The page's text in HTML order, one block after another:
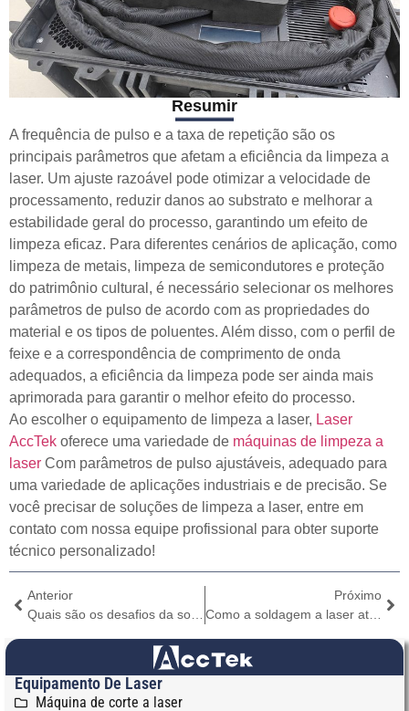
Resumir
A frequência de pulso e a taxa de repetição são os
principais parâmetros que afetam a eficiência da limpeza a
laser. Um ajuste razoável pode otimizar a velocidade de
processamento, reduzir danos ao substrato e melhorar a
estabilidade geral do processo, garantindo um efeito de
limpeza eficaz. Para diferentes cenários de aplicação, como
limpeza de metais, limpeza de semicondutores e proteção
do patrimônio cultural, é necessário selecionar os melhores
parâmetros de pulso de acordo com as propriedades do
material e os tipos de poluentes. Além disso, com o perfil de
feixe e a correspondência de comprimento de onda
adequados, a eficiência da limpeza pode ser ainda mais
aprimorada para garantir o melhor efeito do processo.
Ao escolher o equipamento de limpeza a laser, Laser
AccTek oferece uma variedade de máquinas de limpeza a
laser Com parâmetros de pulso ajustáveis, adequado para
uma variedade de aplicações industriais e de precisão. Se
você precisar de soluções de limpeza a laser, entre em
contato com nossa equipe profissional para obter suporte
técnico personalizado!
Anterior
Próximo
Como a soldagem a laser atinge a fusão profunda de materiais?
Equipamento De Laser
Máquina de corte a laser